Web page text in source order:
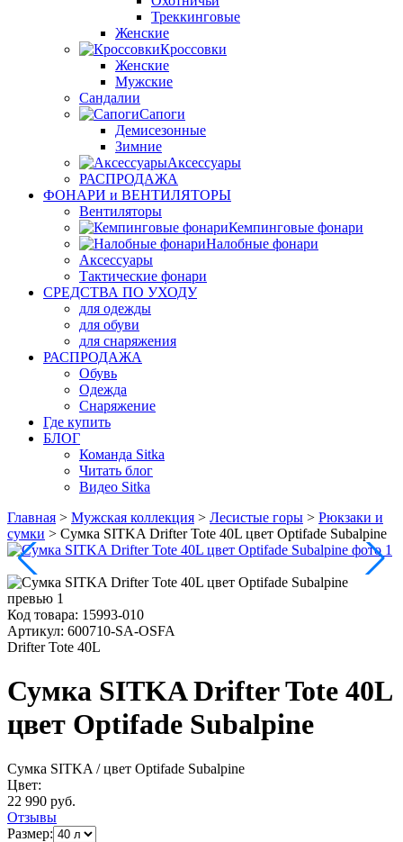
Треккинговые
Женские
Кроссовки
Женские
Мужские
Сандалии
Сапоги
Демисезонные
Зимние
Аксессуары
РАСПРОДАЖА
ФОНАРИ и ВЕНТИЛЯТОРЫ
Вентиляторы
Кемпинговые фонари
Налобные фонари
Аксессуары
Тактические фонари
СРЕДСТВА ПО УХОДУ
для одежды
для обуви
для снаряжения
РАСПРОДАЖА
Обувь
Одежда
Снаряжение
Где купить
БЛОГ
Команда Sitka
Читать блог
Видео Sitka
Главная > Мужская коллекция > Лесистые горы > Рюкзаки и
сумки > Сумка SITKA Drifter Tote 40L цвет Optifade Subalpine
Код товара: 15993-010
Артикул: 600710-SA-OSFA
Drifter Tote 40L
Сумка SITKA Drifter Tote 40L
цвет Optifade Subalpine
Сумка SITKA / цвет Optifade Subalpine
Цвет:
22 990 руб.
Отзывы
Размер: